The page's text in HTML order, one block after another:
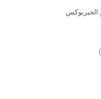
الجيربوكس